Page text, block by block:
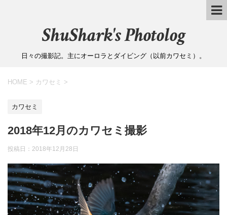
ShuShark's Photolog
日々の撮影記。主にオーロラとダイビング（以前カワセミ）。
HOME > カワセミ >
カワセミ
2018年12月のカワセミ撮影
投稿日： 2018年12月28日